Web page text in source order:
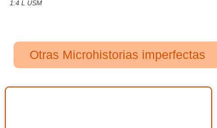
1:4 L USM
Otras Microhistorias imperfectas